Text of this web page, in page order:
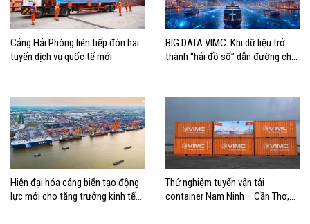
Cảng Hải Phòng liên tiếp đón hai
tuyến dịch vụ quốc tế mới
BIG DATA VIMC: Khi dữ liệu trở
thành “hải đồ số” dẫn đường cho
Hiện đại hóa cảng biển tạo động
lực mới cho tăng trưởng kinh tế
Thử nghiệm tuyến vận tải
container Nam Ninh – Cần Thơ,